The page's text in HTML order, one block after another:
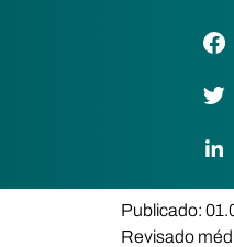
Publicado:
Revisado